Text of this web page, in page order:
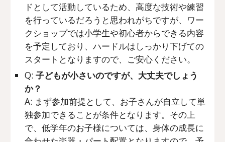
ドとして活動しているため、高度な技術や練習
を行っているだろうと思われがちですが、ワー
クショップでは小学生や初心者からできる内容
を予定しており、ハードルはしっかり下げての
スタートとなりますので、ご安心ください。
Q:子どもが小さいのですが、大丈夫でしょう
か？
A: まず参加前提として、お子さんが自立して単
独参加できることが条件となります。その上
で、低学年のお子様については、身体の成長に